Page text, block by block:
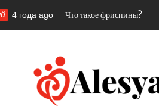
года ago Что такое фриспины?